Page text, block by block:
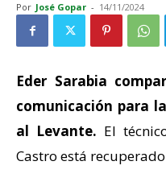
Por José Gopar - 14/11/2024
Eder Sarabia
comunicación para
al Levante. El
Castro está